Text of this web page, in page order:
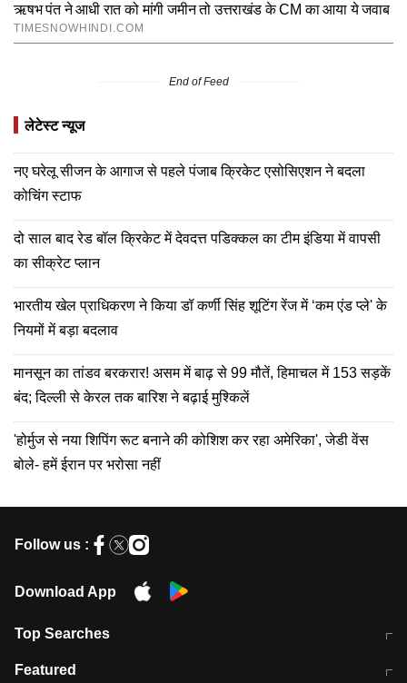
End of Feed
लेटेस्ट न्यूज
नए घरेलू सीजन के आगाज से पहले पंजाब क्रिकेट एसोसिएशन ने बदला
कोचिंग स्टाफ
दो साल बाद रेड बॉल क्रिकेट में देवदत्त पडिक्कल का टीम इंडिया में वापसी
का सीक्रेट प्लान
भारतीय खेल प्राधिकरण ने किया डॉ कर्णी सिंह शूटिंग रेंज में ‘कम एंड प्ले' के
नियमों में बड़ा बदलाव
मानसून का तांडव बरकरार! असम में बाढ़ से 99 मौतें, हिमाचल में 153 सड़कें
बंद; दिल्ली से केरल तक बारिश ने बढ़ाई मुश्किलें
'होर्मुज से नया शिपिंग रूट बनाने की कोशिश कर रहा अमेरिका', जेडी वेंस
बोले- हमें ईरान पर भरोसा नहीं
Follow us :
Download App
Top Searches
मुंबई में लगे 'जेन जी' के पोस्टर, लिखा- 'मैं
Featured